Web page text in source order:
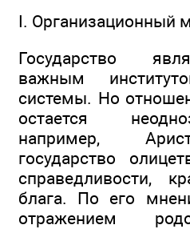
I. Организационный
Государство
важным
системы. Но
остается
например,
государство
справедливости,
блага. По его
отражением